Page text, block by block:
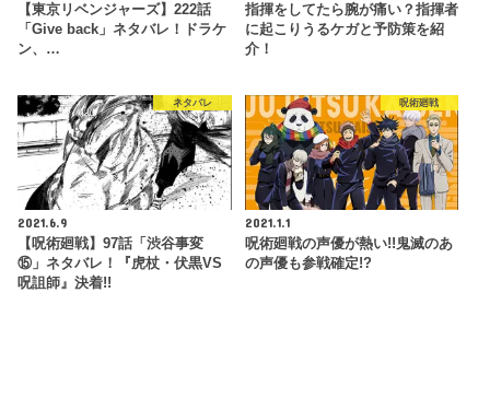
【東京リベンジャーズ】222話
「Give back」ネタバレ！ドラケ
ン、…
指揮をしてたら腕が痛い？指揮者
に起こりうるケガと予防策を紹
介！
ネタバレ
2021.6.9
【呪術廻戦】97話「渋谷事変
⑮」ネタバレ！『虎杖・伏黒VS
呪詛師』決着!!
呪術廻戦
2021.1.1
呪術廻戦の声優が熱い!!鬼滅のあ
の声優も参戦確定!?